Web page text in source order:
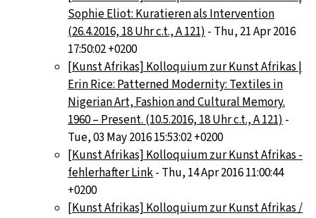
Sophie Eliot: Kuratieren als Intervention
(26.4.2016, 18 Uhr c.t., A 121) - Thu, 21 Apr 2016
17:50:02 +0200
[Kunst Afrikas] Kolloquium zur Kunst Afrikas |
Erin Rice: Patterned Modernity: Textiles in
Nigerian Art, Fashion and Cultural Memory.
1960 – Present. (10.5.2016, 18 Uhr c.t., A 121) -
Tue, 03 May 2016 15:53:02 +0200
[Kunst Afrikas] Kolloquium zur Kunst Afrikas -
fehlerhafter Link- Thu, 14 Apr 2016 11:00:44
+0200
[Kunst Afrikas] Kolloquium zur Kunst Afrikas /